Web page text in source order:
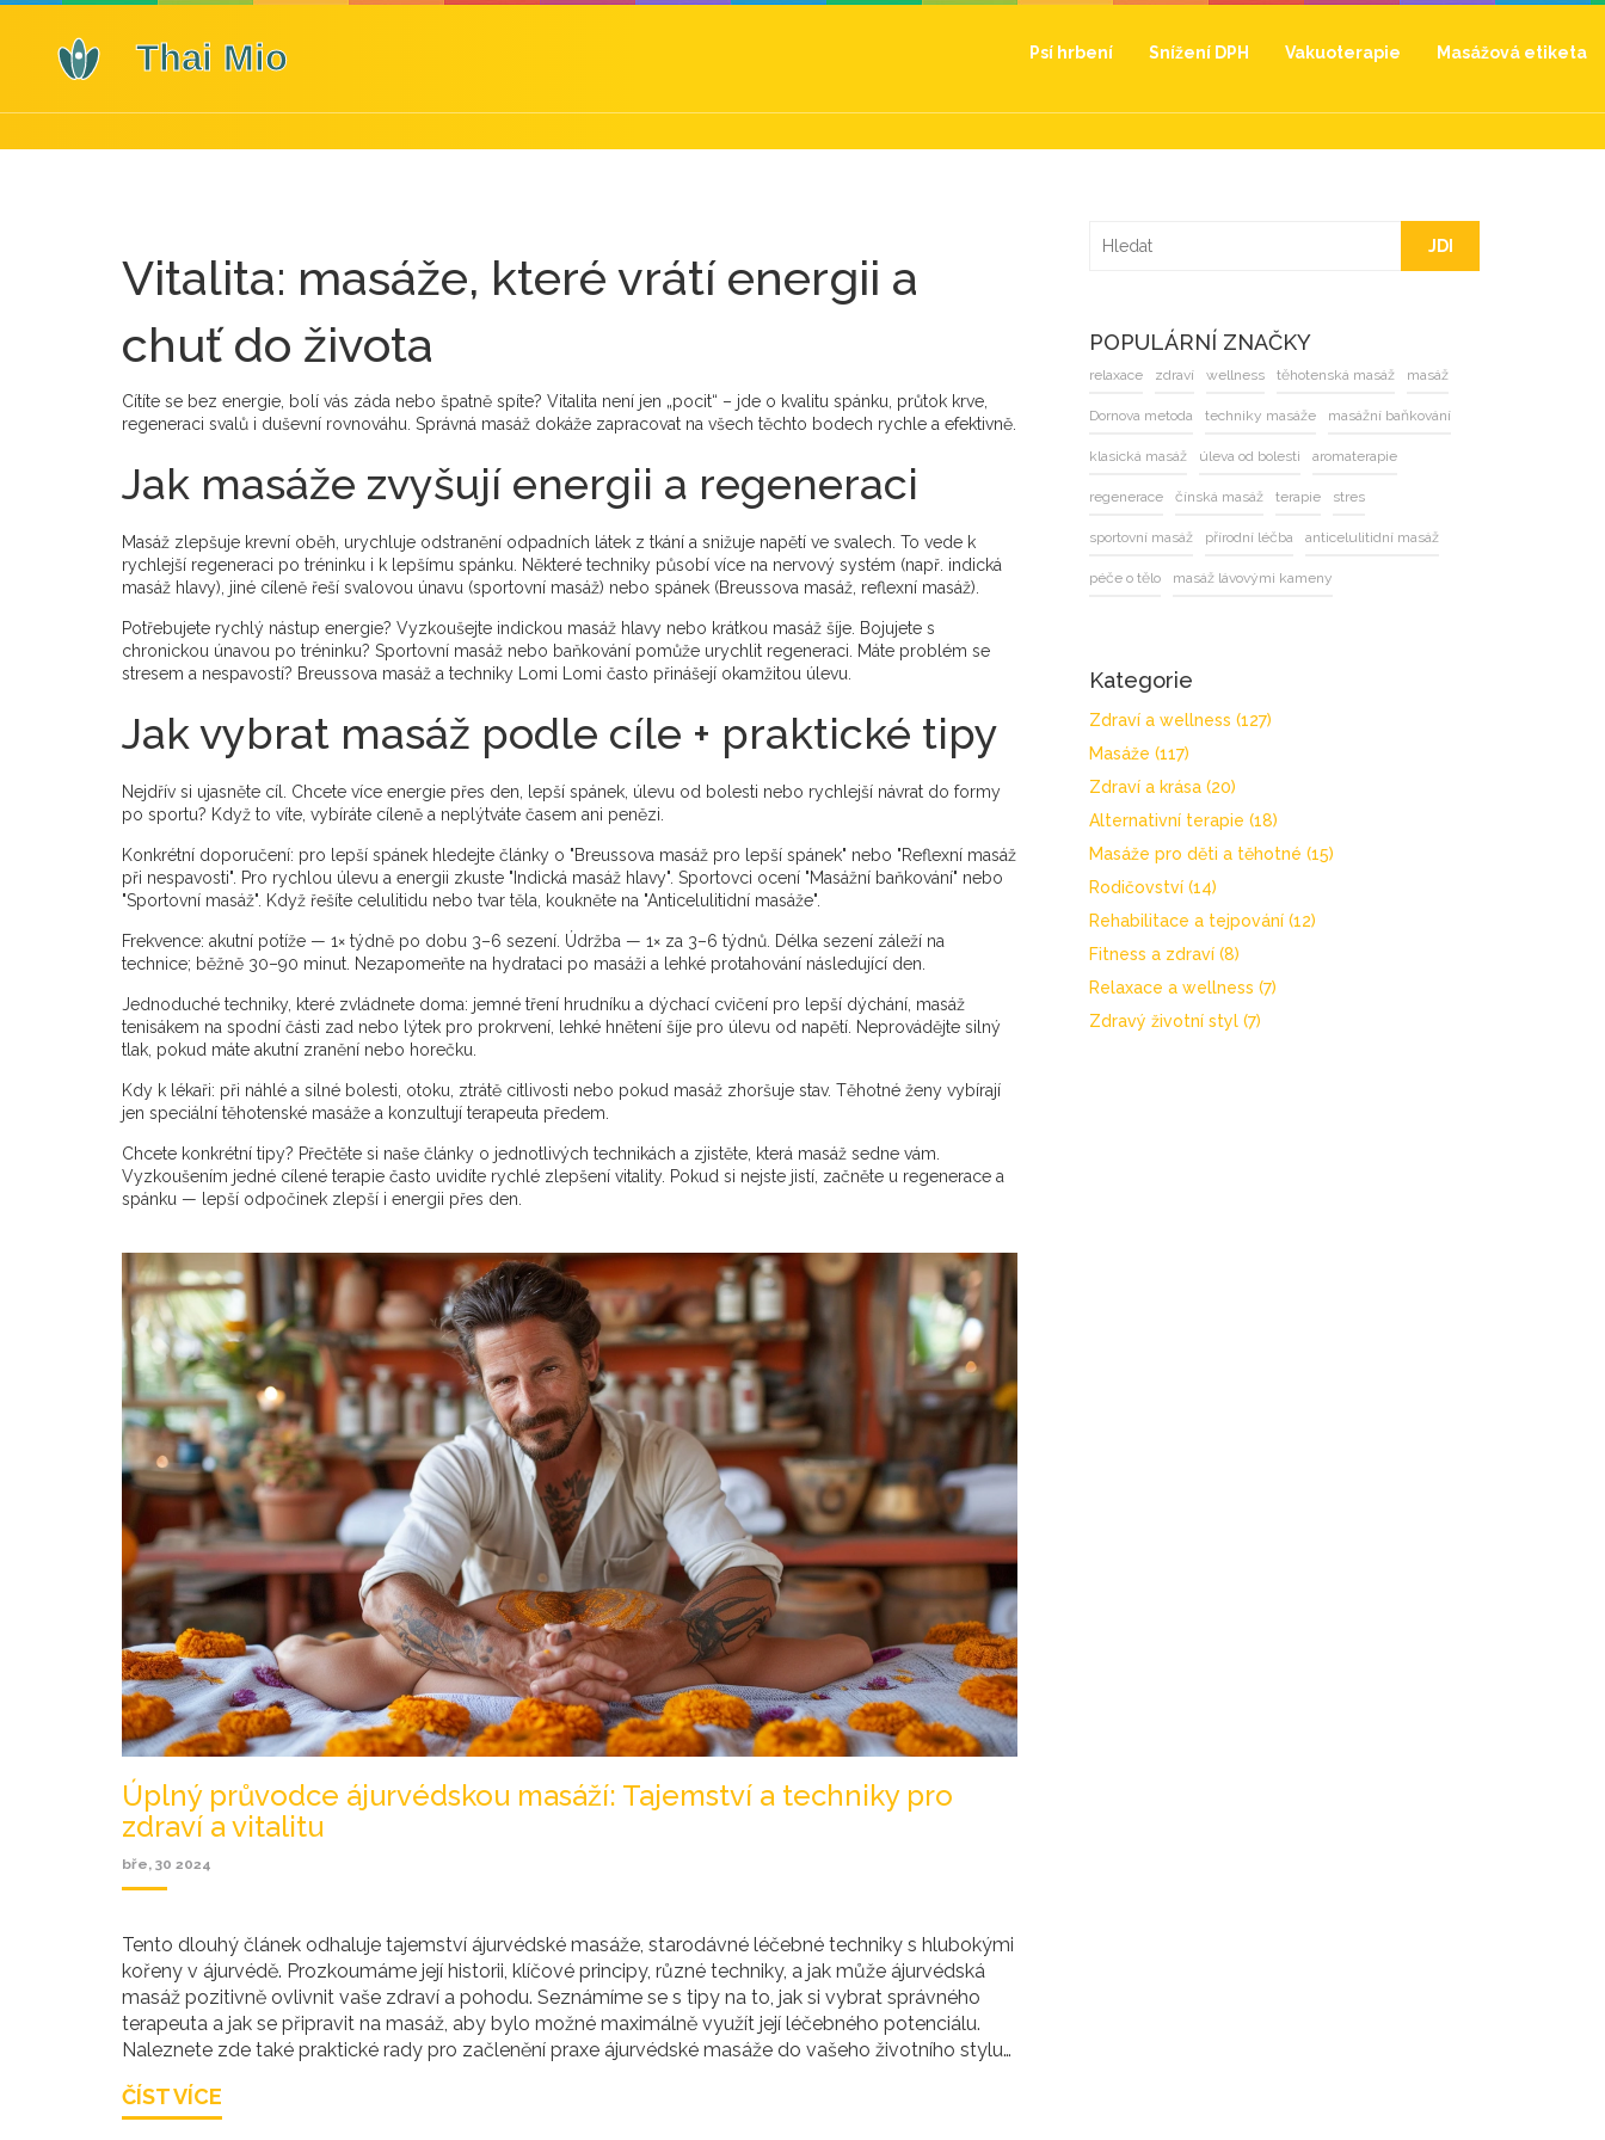
Psí hrbení Snížení DPH Vakuoterapie Masážová etiketa
Vitalita: masáže, které vrátí energii a
chuť do života
Cítíte se bez energie, bolí vás záda nebo špatně spíte? Vitalita není jen „pocit“ – jde o kvalitu spánku, průtok krve,
regeneraci svalů i duševní rovnováhu. Správná masáž dokáže zapracovat na všech těchto bodech rychle a efektivně.
Jak masáže zvyšují energii a regeneraci
Masáž zlepšuje krevní oběh, urychluje odstranění odpadních látek z tkání a snižuje napětí ve svalech. To vede k
rychlejší regeneraci po tréninku i k lepšímu spánku. Některé techniky působí více na nervový systém (např. indická
masáž hlavy), jiné cíleně řeší svalovou únavu (sportovní masáž) nebo spánek (Breussova masáž, reflexní masáž).
Potřebujete rychlý nástup energie? Vyzkoušejte indickou masáž hlavy nebo krátkou masáž šíje. Bojujete s
chronickou únavou po tréninku? Sportovní masáž nebo baňkování pomůže urychlit regeneraci. Máte problém se
stresem a nespavostí? Breussova masáž a techniky Lomi Lomi často přinášejí okamžitou úlevu.
Jak vybrat masáž podle cíle + praktické tipy
Nejdřív si ujasněte cíl. Chcete více energie přes den, lepší spánek, úlevu od bolesti nebo rychlejší návrat do formy
po sportu? Když to víte, vybíráte cíleně a neplýtváte časem ani penězi.
Konkrétní doporučení: pro lepší spánek hledejte články o "Breussova masáž pro lepší spánek" nebo "Reflexní masáž
při nespavosti". Pro rychlou úlevu a energii zkuste "Indická masáž hlavy". Sportovci ocení "Masážní baňkování" nebo
"Sportovní masáž". Když řešíte celulitidu nebo tvar těla, koukněte na "Anticelulitidní masáže".
Frekvence: akutní potíže — 1× týdně po dobu 3–6 sezení. Údržba — 1× za 3–6 týdnů. Délka sezení záleží na
technice; běžně 30–90 minut. Nezapomeňte na hydrataci po masáži a lehké protahování následující den.
Jednoduché techniky, které zvládnete doma: jemné tření hrudníku a dýchací cvičení pro lepší dýchání, masáž
tenisákem na spodní části zad nebo lýtek pro prokrvení, lehké hnětení šíje pro úlevu od napětí. Neprovádějte silný
tlak, pokud máte akutní zranění nebo horečku.
Kdy k lékaři: při náhlé a silné bolesti, otoku, ztrátě citlivosti nebo pokud masáž zhoršuje stav. Těhotné ženy vybírají
jen speciální těhotenské masáže a konzultují terapeuta předem.
Chcete konkrétní tipy? Přečtěte si naše články o jednotlivých technikách a zjistěte, která masáž sedne vám.
Vyzkoušením jedné cílené terapie často uvidíte rychlé zlepšení vitality. Pokud si nejste jistí, začněte u regenerace a
spánku — lepší odpočinek zlepší i energii přes den.
Úplný průvodce ájurvédskou masáží: Tajemství a techniky pro
zdraví a vitalitu
bře, 30 2024
Tento dlouhý článek odhaluje tajemství ájurvédské masáže, starodávné léčebné techniky s hlubokými
kořeny v ájurvédě. Prozkoumáme její historii, klíčové principy, různé techniky, a jak může ájurvédská
masáž pozitivně ovlivnit vaše zdraví a pohodu. Seznámíme se s tipy na to, jak si vybrat správného
terapeuta a jak se připravit na masáž, aby bylo možné maximálně využít její léčebného potenciálu.
Naleznete zde také praktické rady pro začlenění praxe ájurvédské masáže do vašeho životního stylu
ČÍST VÍCE
JDI
POPULÁRNÍ ZNAČKY
relaxace zdraví wellness těhotenská masáž masáž
Dornova metoda techniky masáže masážní baňkování
klasická masáž úleva od bolesti aromaterapie
regenerace čínská masáž terapie stres
sportovní masáž přírodní léčba anticelulitidní masáž
péče o tělo masáž lávovými kameny
Kategorie
Zdraví a wellness (127)
Masáže (117)
Zdraví a krása (20)
Alternativní terapie (18)
Masáže pro děti a těhotné (15)
Rodičovství (14)
Rehabilitace a tejpování (12)
Fitness a zdraví (8)
Relaxace a wellness (7)
Zdravý životní styl (7)